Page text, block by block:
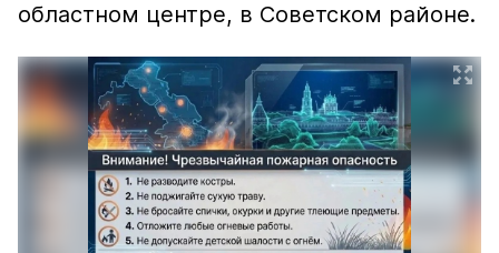
областном центре, в Советском районе.